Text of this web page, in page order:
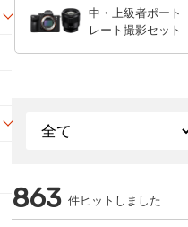
中・上級者ポート
レート撮影セット
863 件ヒットしました